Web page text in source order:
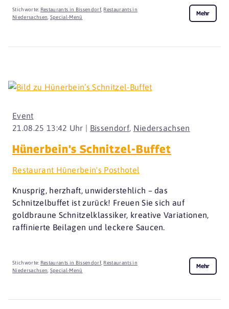
Stichworte: Restaurants in Bissendorf, Restaurants in
Niedersachsen, Special-Menü
Mehr
21.08.25 13:42 Uhr | Bissendorf, Niedersachsen
Event
Hünerbein’s Schnitzel-Buffet
Restaurant Hünerbein's Posthotel
Knusprig, herzhaft, unwiderstehlich – das
Schnitzelbuffet ist zurück! Freuen Sie sich auf
goldbraune Schnitzelklassiker, kreative Variationen,
raffinierte Beilagen und leckere Saucen.
Stichworte: Restaurants in Bissendorf, Restaurants in
Niedersachsen Special-Menü
Mehr